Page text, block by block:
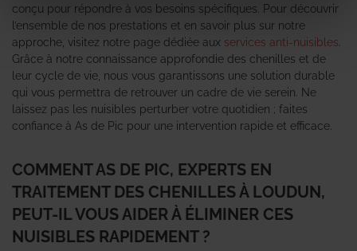
conçu pour répondre à vos besoins spécifiques. Pour découvrir
l’ensemble de nos prestations et en savoir plus sur notre
approche, visitez notre page dédiée aux services anti-nuisibles
Grâce à notre connaissance approfondie des chenilles et de
leur cycle de vie, nous vous garantissons une solution durable
qui vous permettra de retrouver un cadre de vie serein. Ne
laissez pas les nuisibles perturber votre quotidien ; faites
confiance à As de Pic pour une intervention rapide et efficace.
COMMENT AS DE PIC, EXPERTS EN
TRAITEMENT DES CHENILLES À LOUDUN,
PEUT-IL VOUS AIDER À ÉLIMINER CES
NUISIBLES RAPIDEMENT ?